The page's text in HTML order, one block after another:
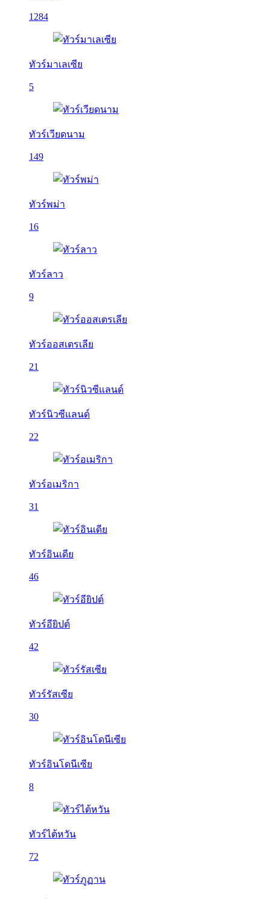
1284
ทัวร์มาเลเซีย
5
ทัวร์เวียดนาม
149
ทัวร์พม่า
16
ทัวร์ลาว
9
ทัวร์ออสเตรเลีย
21
ทัวร์นิวซีแลนด์
22
ทัวร์อเมริกา
31
ทัวร์อินเดีย
46
ทัวร์อียิปต์
42
ทัวร์รัสเซีย
30
ทัวร์อินโดนีเซีย
8
ทัวร์ไต้หวัน
72